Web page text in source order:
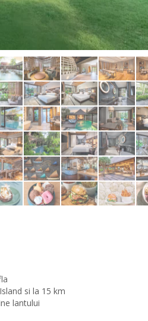
si la 15 km
lantului